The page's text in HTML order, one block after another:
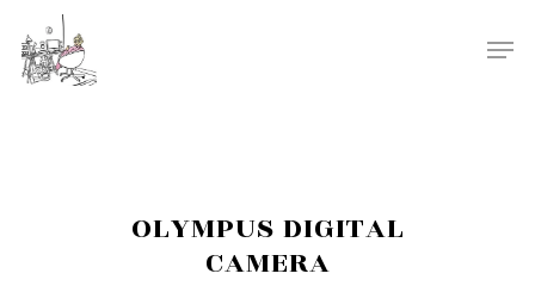
OLYMPUS DIGITAL
CAMERA